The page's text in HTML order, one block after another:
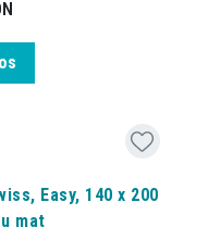
Easy, 140 x 200
mat